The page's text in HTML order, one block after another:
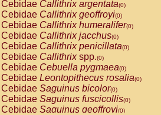
Cebidae Callithrix argentata(0)
Cebidae Callithrix geoffroyi(0)
Cebidae Callithrix humeralifer(0)
Cebidae Callithrix jacchus(0)
Cebidae Callithrix penicillata(0)
Cebidae Callithrixspp.(0)
Cebidae Cebuella pygmaea(0)
Cebidae Leontopithecus rosalia(0)
Cebidae Saguinus bicolor(0)
Cebidae Saguinus fuscicollis(0)
Cebidae Saguinus geoffroyi(0)